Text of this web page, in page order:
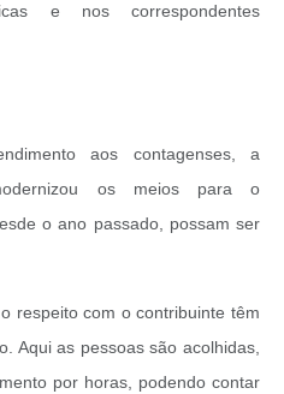
e nos correspondentes
aos contagenses, a
os meios para o
o ano passado, possam ser
respeito com o contribuinte têm
Aqui as pessoas são acolhidas,
por horas, podendo contar